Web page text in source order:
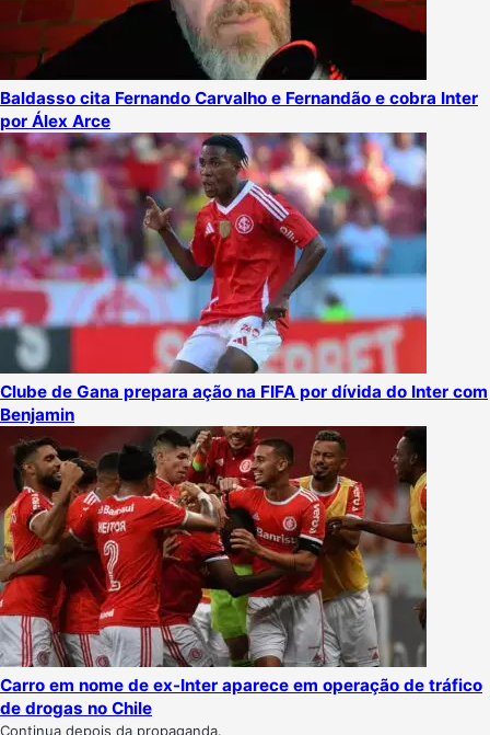
Baldasso cita Fernando Carvalho e Fernandão e cobra Inter
por Álex Arce
Clube de Gana prepara ação na FIFA por dívida do Inter com
Benjamin
Carro em nome de ex-Inter aparece em operação de tráfico
de drogas no Chile
Continua depois da propaganda.